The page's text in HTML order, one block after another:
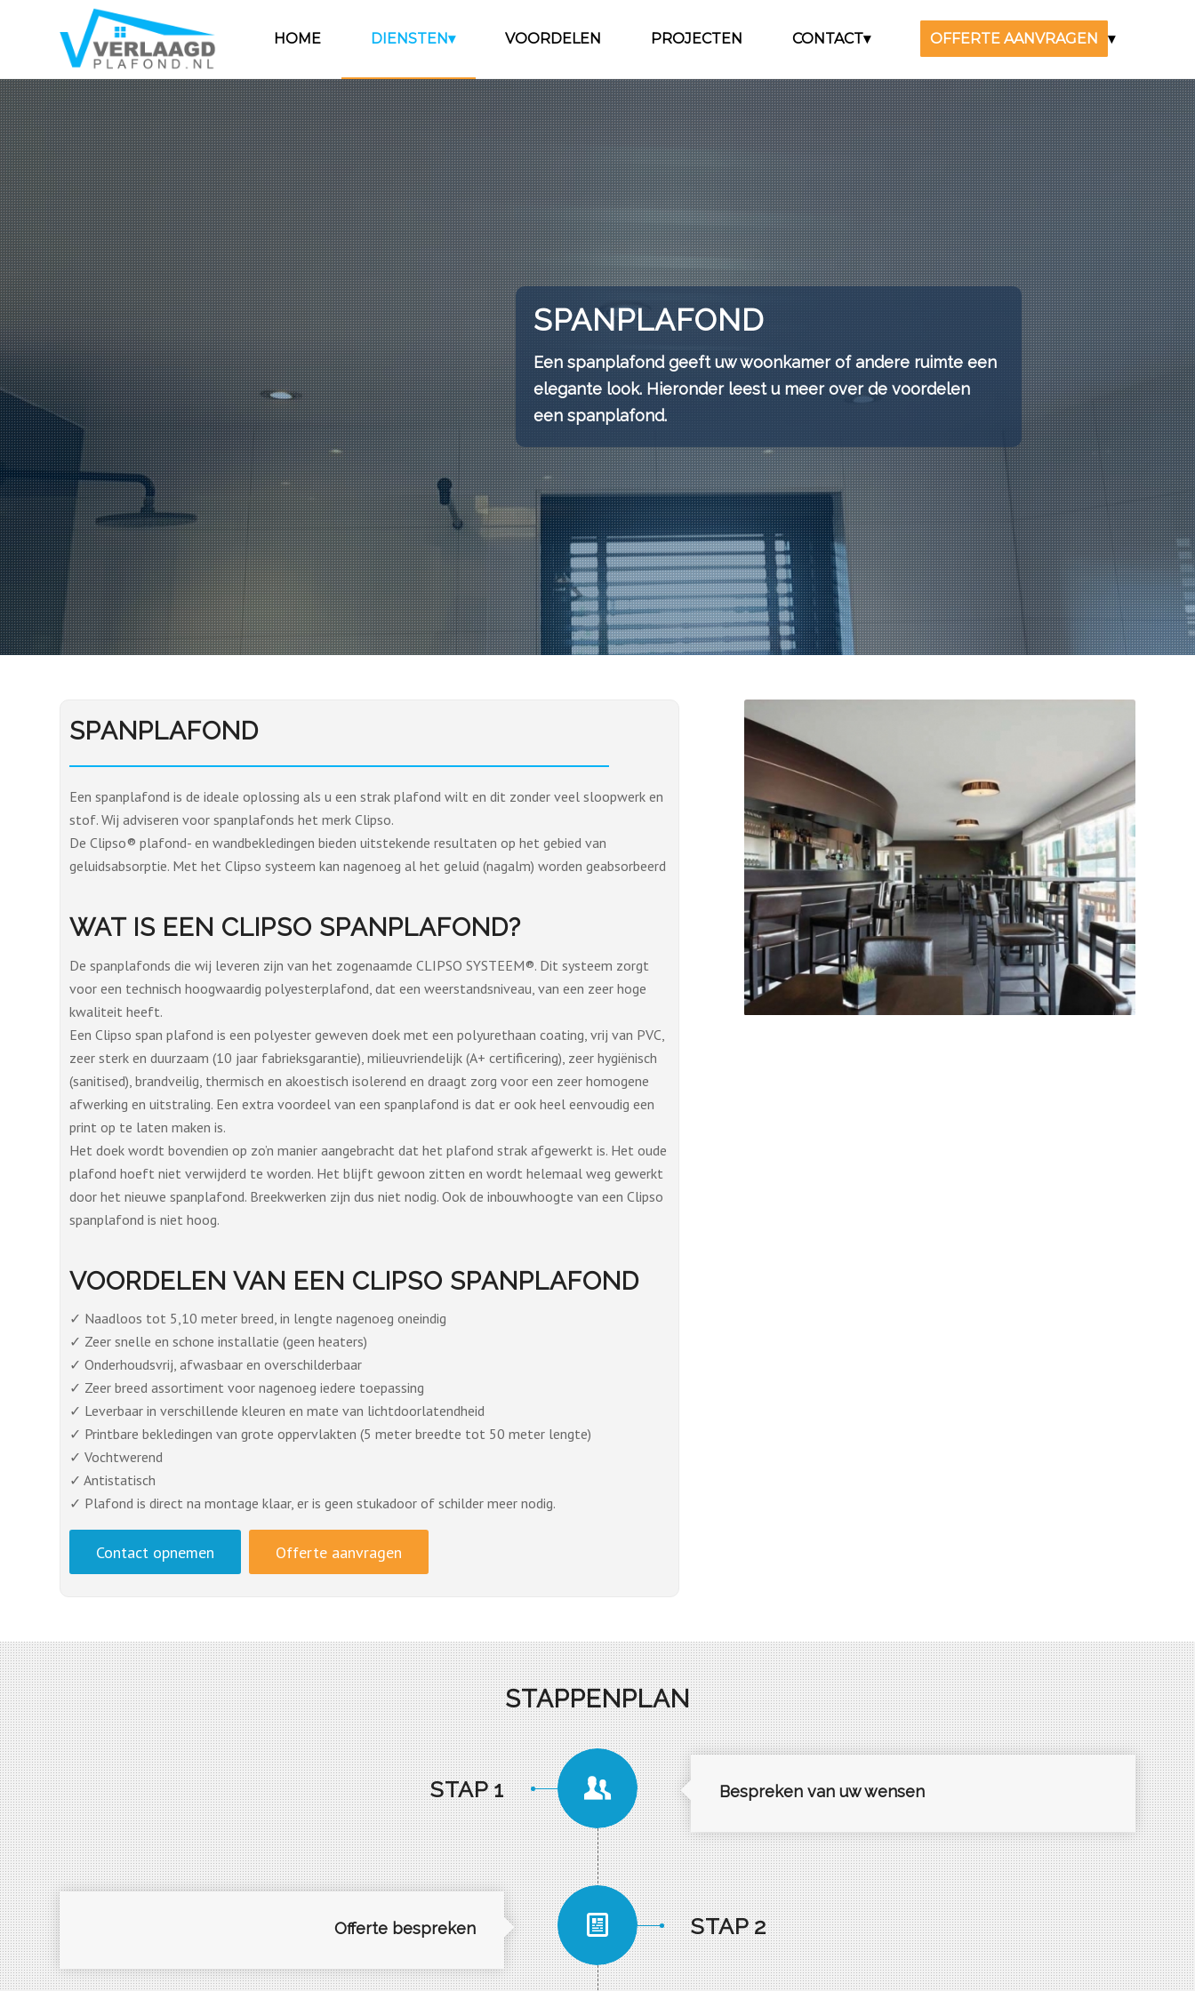
HOME DIENSTEN VOORDELEN PROJECTEN CONTACT OFFERTE AANVRAGEN
SPANPLAFOND
Een spanplafond geeft uw woonkamer of andere ruimte een
elegante look. Hieronder leest u meer over de voordelen
een spanplafond.
SPANPLAFOND
Een spanplafond is de ideale oplossing als u een strak plafond wilt en dit zonder veel sloopwerk en
stof. Wij adviseren voor spanplafonds het merk Clipso.
De Clipso® plafond- en wandbekledingen bieden uitstekende resultaten op het gebied van
geluidsabsorptie. Met het Clipso systeem kan nagenoeg al het geluid (nagalm) worden geabsorbeerd
WAT IS EEN CLIPSO SPANPLAFOND?
De spanplafonds die wij leveren zijn van het zogenaamde CLIPSO SYSTEEM®. Dit systeem zorgt
voor een technisch hoogwaardig polyesterplafond, dat een weerstandsniveau, van een zeer hoge
kwaliteit heeft.
Een Clipso span plafond is een polyester geweven doek met een polyurethaan coating, vrij van PVC,
zeer sterk en duurzaam (10 jaar fabrieksgarantie), milieuvriendelijk (A+ certificering), zeer hygiënisch
(sanitised), brandveilig, thermisch en akoestisch isolerend en draagt zorg voor een zeer homogene
afwerking en uitstraling. Een extra voordeel van een spanplafond is dat er ook heel eenvoudig een
print op te laten maken is.
Het doek wordt bovendien op zo’n manier aangebracht dat het plafond strak afgewerkt is. Het oude
plafond hoeft niet verwijderd te worden. Het blijft gewoon zitten en wordt helemaal weg gewerkt
door het nieuwe spanplafond. Breekwerken zijn dus niet nodig. Ook de inbouwhoogte van een Clipso
spanplafond is niet hoog.
VOORDELEN VAN EEN CLIPSO SPANPLAFOND
✓ Naadloos tot 5,10 meter breed, in lengte nagenoeg oneindig
✓ Zeer snelle en schone installatie (geen heaters)
✓ Onderhoudsvrij, afwasbaar en overschilderbaar
✓ Zeer breed assortiment voor nagenoeg iedere toepassing
✓ Leverbaar in verschillende kleuren en mate van lichtdoorlatendheid
✓ Printbare bekledingen van grote oppervlakten (5 meter breedte tot 50 meter lengte)
✓ Vochtwerend
✓ Antistatisch
✓ Plafond is direct na montage klaar, er is geen stukadoor of schilder meer nodig.
Contact opnemen Offerte aanvragen
STAPPENPLAN
STAP 1 Bespreken van uw wensen
Offerte bespreken STAP 2